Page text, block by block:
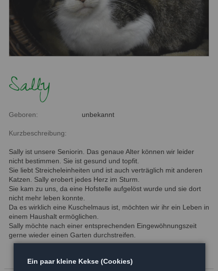
Sally
Geboren: unbekannt
Kurzbeschreibung:
Sally ist unsere Seniorin. Das genaue Alter können wir leider
nicht bestimmen. Sie ist gesund und topfit.
Sie liebt Streicheleinheiten und ist auch verträglich mit anderen
Katzen. Sally erobert jedes Herz im Sturm.
Sie kam zu uns, da eine Hofstelle aufgelöst wurde und sie dort
nicht mehr leben konnte.
Da es wirklich eine Kuschelmaus ist, möchten wir ihr ein Leben in
einem Haushalt ermöglichen.
Sally möchte nach einer entsprechenden Eingewöhnungszeit
gerne wieder einen Garten durchstreifen.
Ein paar kleine Kekse (Cookies)